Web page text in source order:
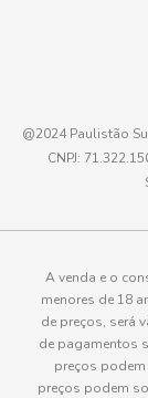
E-mail
@2024 Paulistão
CNPJ:
A venda e o
menores de 18
de preços, será
de pagamentos
preços
preços podem